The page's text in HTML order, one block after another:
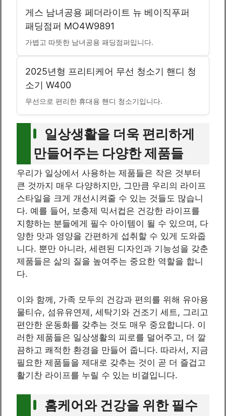
게스 남녀공용 페더라이트 뉴 베이직푸퍼
패딩점퍼 MO4W9891
가볍고 따뜻한 남녀공용 패딩점퍼입니다.
2025년형 프리티케어 무선 청소기 핸디 청
소기 W400
무선으로 편리한 휴대용 핸디 청소기입니다.
일상생활을 더욱 편리하게
만들어주는 다양한 제품들
우리가 일상에서 사용하는 제품들은 작은 것부터
큰 것까지 매우 다양하지만, 그만큼 우리의 라이프
스타일을 크게 개선시켜줄 수 있는 것들도 많습니
다. 예를 들어, 보충제 믹서컵은 건강한 라이프를
지향하는 분들에게 필수 아이템이 될 수 있으며, 다
양한 맛과 영양을 간편하게 섭취할 수 있게 도와줍
니다. 뿐만 아니라, 세련된 디자인과 기능성을 갖춘
제품들은 삶의 질을 높여주는 중요한 역할을 합니
다.
이와 함께, 가족 모두의 건강과 편의를 위해 유아용
물티슈, 섬유유연제, 세탁기와 건조기 세트, 그리고
편안한 운동화를 갖추는 것도 매우 중요합니다. 이
러한 제품들은 일상생활의 피로를 덜어주고, 더 깔
끔하고 쾌적한 환경을 만들어 줍니다. 따라서, 지금
필요한 제품들을 제대로 갖추는 것이 곧 더 즐겁고
활기찬 라이프를 누릴 수 있는 비결입니다.
홈케어와 건강을 위한 필수